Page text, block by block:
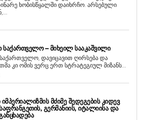
ხობისწყალში დაიხრჩო. არსებული
ᲡᲐᲥᲐᲠᲗᲕᲔᲚᲝ – ᲛᲘᲮᲔᲘᲚ ᲡᲐᲐᲙᲐᲨᲕᲘᲚᲘ
დავიცავით ღირსება და
კი ომის ვერც ერთ სტრატეგიულ მიზანს...
ᲛᲫᲘᲛᲔ ᲨᲔᲓᲔᲒᲔᲑᲘᲡ ᲙᲘᲓᲔᲕ
ᲒᲔᲠᲛᲐᲜᲘᲘᲡ, ᲘᲢᲐᲚᲘᲘᲡᲐ ᲓᲐ